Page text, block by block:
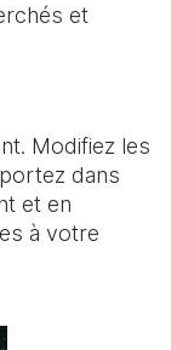
et
Modifiez les
dans
et en
à votre